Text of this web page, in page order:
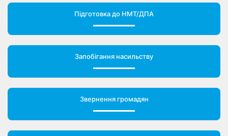
Підготовка до НМТ/ДПА
Запобігання насильству
Звернення громадян